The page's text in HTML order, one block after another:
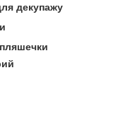
декупажу